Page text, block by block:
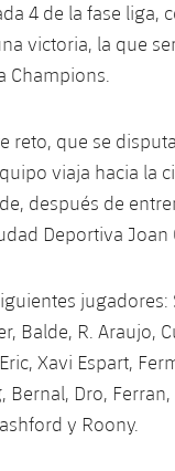
Nou
Cruyff
4 de la fase liga,
victoria, la que
Champions.
reto, que se
viaja hacia la
después de
Deportiva Joan
jugadores:
Balde, R. Araujo,
Xavi Espart,
Bernal, Dro,
y Roony.